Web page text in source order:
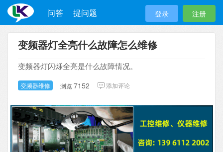
问答 提问题 登录 注册
变频器灯全亮什么故障怎么维修
变频器灯闪烁全亮是什么故障情况。
变频器维修 浏览7152 添加评论